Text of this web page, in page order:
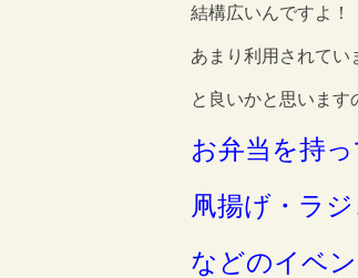
結構広いんですよ！
あまり利用されてい
と良いかと思います
お弁当を持
凧揚げ・ラジ
などのイベン